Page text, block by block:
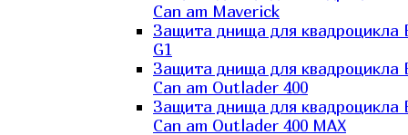
Can am Maverick
Защита днища для квадроцикла
G1
Защита днища для квадроцикла
Can am Outlader 400
Защита днища для квадроцикла
Can am Outlader 400 MAX